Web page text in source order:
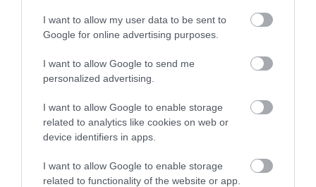
I want to allow my user data to be sent to
Google for online advertising purposes.
I want to allow Google to send me
personalized advertising.
I want to allow Google to enable storage
related to analytics like cookies on web or
device identifiers in apps.
I want to allow Google to enable storage
related to functionality of the website or app.